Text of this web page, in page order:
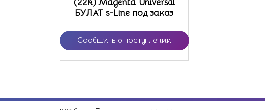
(22k) Magenta Universal
БУЛАТ s-Line под заказ
Сообщить о поступлении